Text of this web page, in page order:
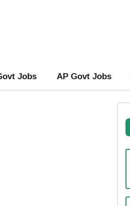
Jobs AP Govt Jobs